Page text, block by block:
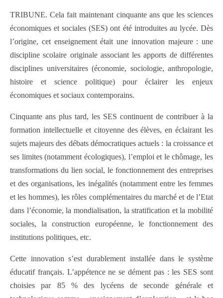
TRIBUNE. Cela fait maintenant cinquante ans que les sciences
économiques et sociales (SES) ont été introduites au lycée. Dès
l’origine, cet enseignement était une innovation majeure : une
discipline scolaire originale associant les apports de différentes
disciplines universitaires (économie, sociologie, anthropologie,
histoire et science politique) pour éclairer les enjeux
économiques et sociaux contemporains.
Cinquante ans plus tard, les SES continuent de contribuer à la
formation intellectuelle et citoyenne des élèves, en éclairant les
sujets majeurs des débats démocratiques actuels : la croissance et
ses limites (notamment écologiques), l’emploi et le chômage, les
transformations du lien social, le fonctionnement des entreprises
et des organisations, les inégalités (notamment entre les femmes
et les hommes), les rôles complémentaires du marché et de l’Etat
dans l’économie, la mondialisation, la stratification et la mobilité
sociales, la construction européenne, le fonctionnement des
institutions politiques, etc.
Cette innovation s’est durablement installée dans le système
éducatif français. L’appétence ne se dément pas : les SES sont
choisies par 85 % des lycéens de seconde générale et